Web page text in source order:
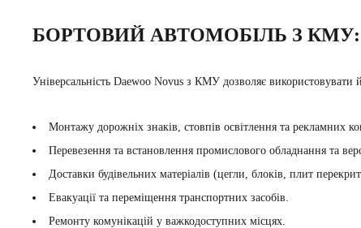
БОРТОВИЙ АВТОМОБІЛЬ З
Універсальність Daewoo Novus з КМУ дозволяє
Монтажу дорожніх знаків, стовпів освітлення та рекламних
Перевезення та встановлення промислового обладнання та
Доставки будівельних матеріалів (цегли, блоків, плит
Евакуації та переміщення транспортних засобів.
Ремонту комунікацій у важкодоступних місцях.